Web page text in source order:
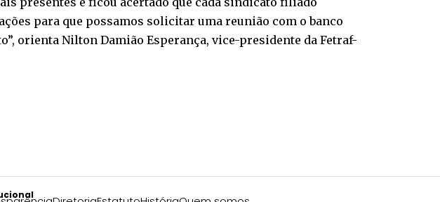
para que possamos solicitar uma reunião com o banco
orienta Nilton Damião Esperança, vice-presidente da Fetraf-